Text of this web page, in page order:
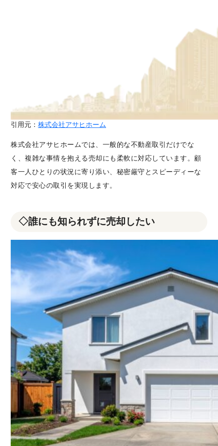
引用元： 株式会社アサヒホーム
株式会社アサヒホームでは、一般的な不動産取引だけでな
く、複雑な事情を抱える売却にも柔軟に対応しています。顧
客一人ひとりの状況に寄り添い、秘密厳守とスピーディーな
対応で安心の取引を実現します。
◇誰にも知られずに売却したい